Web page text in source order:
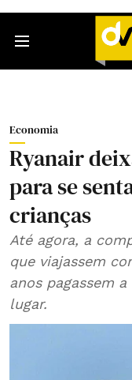
Economia
Ryanair
para se
crianças
Até agora, a
que viajassem
anos pagassem
lugar.